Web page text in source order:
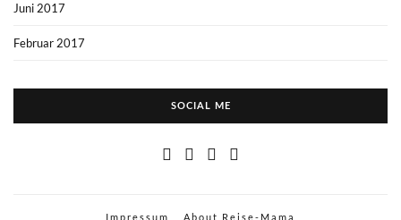
Juni 2017
Februar 2017
SOCIAL ME
Impressum About Reise-Mama